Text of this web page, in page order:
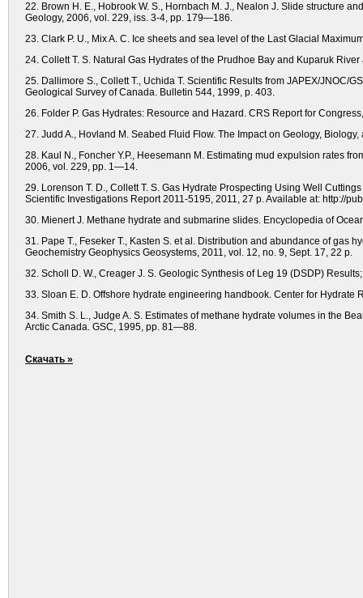
22. Brown H. E., Hobrook W. S., Hornbach M. J., Nealon J. Slide structure
Geology, 2006, vol. 229, iss. 3-4, pp. 179—186.
23. Clark P. U., Mix A. C. Ice sheets and sea level of the Last Glacial
24. Collett T. S. Natural Gas Hydrates of the Prudhoe Bay and Kuparuk
25. Dallimore S., Collett T., Uchida T. Scientific Results from JAPEX/JNOC/
Geological Survey of Canada. Bulletin 544, 1999, p. 403.
26. Folder P. Gas Hydrates: Resource and Hazard. CRS Report for
27. Judd A., Hovland M. Seabed Fluid Flow. The Impact on Geology,
28. Kaul N., Foncher Y.P., Heesemann M. Estimating mud expulsion rates
2006, vol. 229, pp. 1—14.
29. Lorenson T. D., Collett T. S. Gas Hydrate Prospecting Using Well
Scientific Investigations Report 2011-5195, 2011, 27 p. Available at: http://
30. Mienert J. Methane hydrate and submarine slides. Encyclopedia of
31. Pape T., Feseker T., Kasten S. et al. Distribution and abundance of gas
Geochemistry Geophysics Geosystems, 2011, vol. 12, no. 9, Sept. 17, 22 p.
32. Scholl D. W., Creager J. S. Geologic Synthesis of Leg 19 (DSDP)
33. Sloan E. D. Offshore hydrate engineering handbook. Center for
34. Smith S. L., Judge A. S. Estimates of methane hydrate volumes in the
Arctic Canada. GSC, 1995, pp. 81—88.
Скачать »